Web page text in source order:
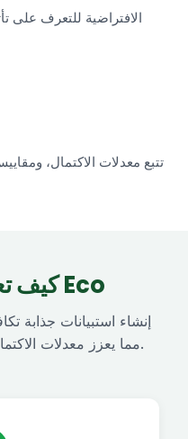
تتبع معدلات الاكتمال،
كيف تعمل استبيانات Eco
إنشاء استبيانات جذابة
مما يعزز معدلات الاكتمال مع تحقيق تأثير بيئي إيجابي.